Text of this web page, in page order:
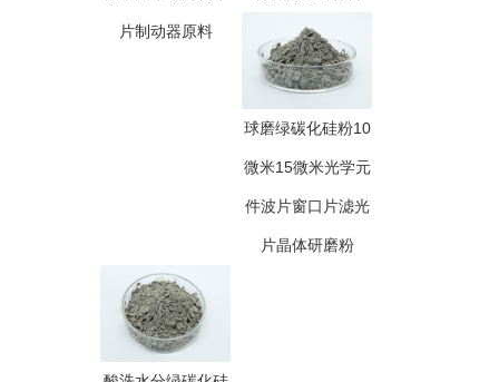
片制动器原料
球磨绿碳化硅粉10
微米15微米光学元
件波片窗口片滤光
片晶体研磨粉